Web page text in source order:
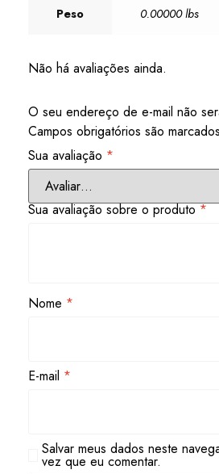
Peso 0.00000 lbs
Não há avaliações ainda.
O seu endereço de e-mail não
Campos obrigatórios são
Sua avaliação *
Sua avaliação sobre o produto*
Nome *
E-mail *
Salvar meus dados neste
vez que eu comentar.